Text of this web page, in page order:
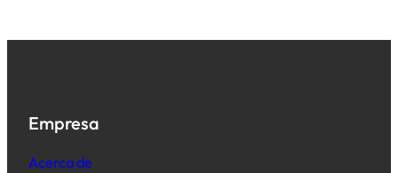
Empresa
Acerca de